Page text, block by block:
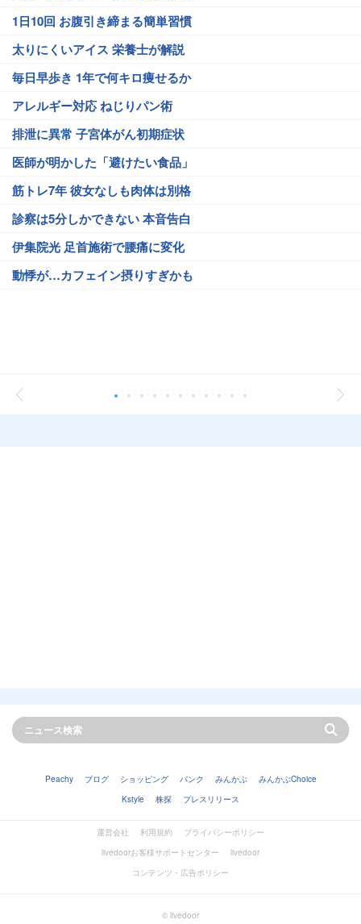
1日10回 お腹引き締まる簡単習慣
太りにくいアイス 栄養士が解説
毎日早歩き 1年で何キロ痩せるか
アレルギー対応 ねじりパン術
排泄に異常 子宮体がん初期症状
医師が明かした「避けたい食品」
筋トレ7年 彼女なしも肉体は別格
診察は5分しかできない 本音告白
伊集院光 足首施術で腰痛に変化
動悸が…カフェイン摂りすぎかも
Peachy ブログ ショッピング バンク みんかぶ
みんかぶChoice
Kstyle
株探 プレスリリース
運営会社 利用規約
プライバシーポリシー
livedoorお客様サポートセンター
livedoor
コンテンツ・広告ポリシー
© livedoor